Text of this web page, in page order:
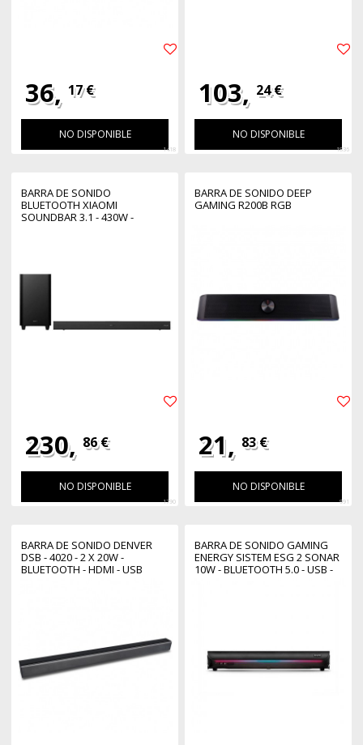
36, 17 €
NO DISPONIBLE
1418
103, 24 €
NO DISPONIBLE
1836
BARRA DE SONIDO
BLUETOOTH XIAOMI
SOUNDBAR 3.1 - 430W -
230, 86 €
NO DISPONIBLE
1790
BARRA DE SONIDO DEEP
GAMING R200B RGB
21, 83 €
NO DISPONIBLE
991
BARRA DE SONIDO DENVER
DSB - 4020 - 2 X 20W -
BLUETOOTH - HDMI - USB
BARRA DE SONIDO GAMING
ENERGY SISTEM ESG 2 SONAR
10W - BLUETOOTH 5.0 - USB -